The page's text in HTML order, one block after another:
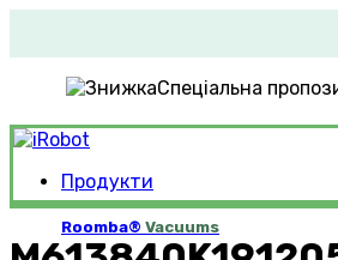
Спеціальна
Продукти
Roomba® Vacuums